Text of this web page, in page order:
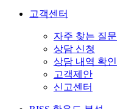
고객센터
자주 찾는 질문
상담 신청
상담 내역 확인
고객제안
신고센터